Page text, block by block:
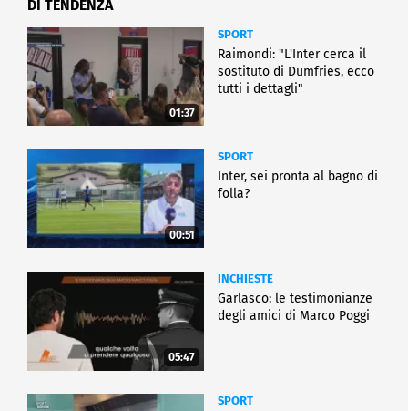
DI TENDENZA
01:37
SPORT
Raimondi: "L'Inter cerca il
sostituto di Dumfries, ecco
tutti i dettagli"
00:51
SPORT
Inter, sei pronta al bagno di
folla?
05:47
INCHIESTE
Garlasco: le testimonianze
degli amici di Marco Poggi
SPORT